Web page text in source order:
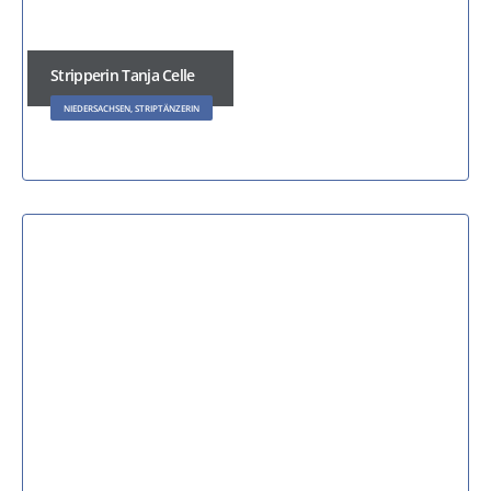
Stripperin Tanja Celle
NIEDERSACHSEN, STRIPTÄNZERIN